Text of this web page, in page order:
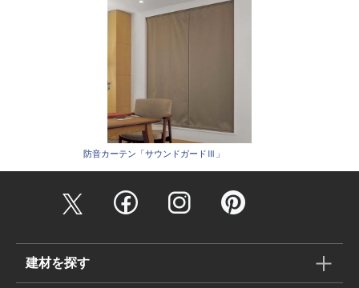
防音カーテン「サウンドガードⅢ」
建材を探す